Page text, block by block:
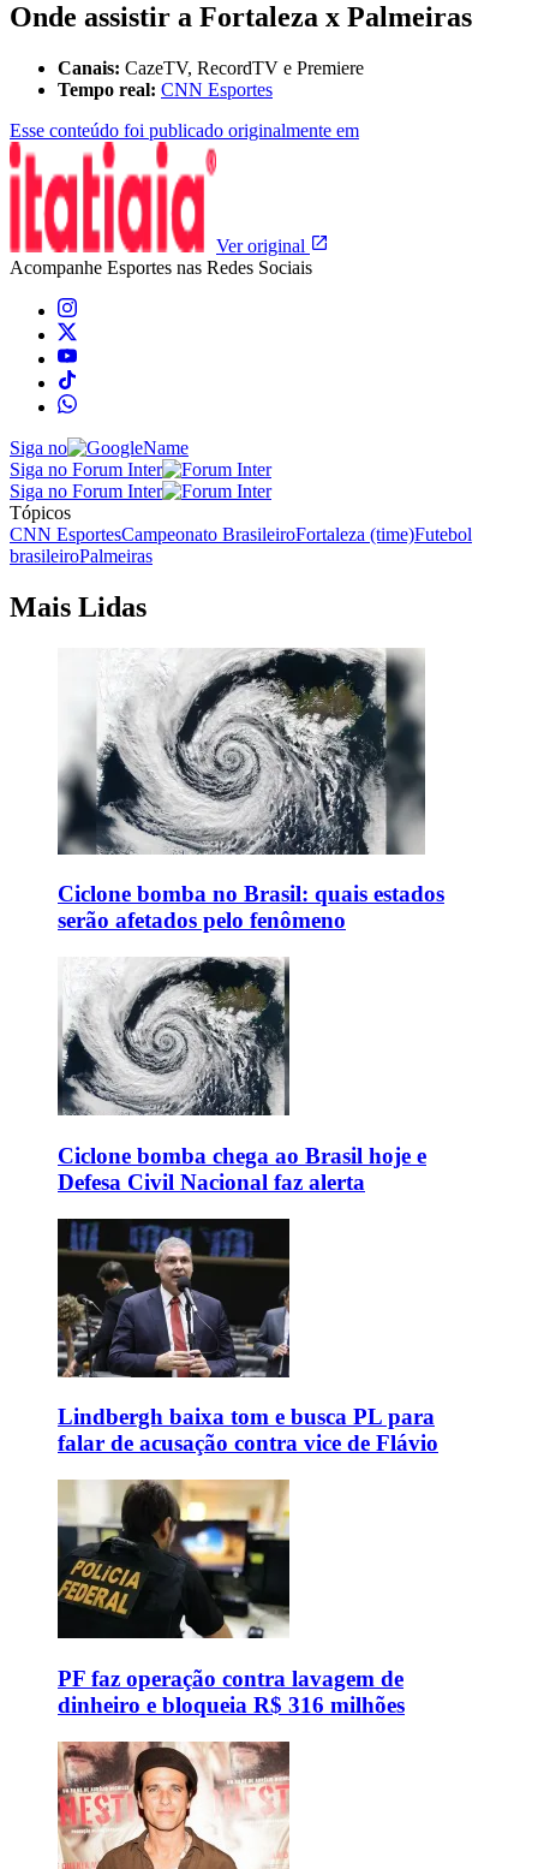
Onde assistir a Fortaleza x Palmeiras
Canais: CazeTV, RecordTV e Premiere
Tempo real: CNN Esportes
Esse conteúdo foi publicado originalmente em
Ver original
Acompanhe Esportes nas Redes Sociais
Siga no
Siga no Forum Inter
Siga no Forum Inter
Tópicos
CNN EsportesCampeonato BrasileiroFortaleza (time)Futebol
brasileiroPalmeiras
Mais Lidas
Ciclone bomba no Brasil: quais estados
serão afetados pelo fenômeno
Ciclone bomba chega ao Brasil hoje e
Defesa Civil Nacional faz alerta
Lindbergh baixa tom e busca PL para
falar de acusação contra vice de Flávio
PF faz operação contra lavagem de
dinheiro e bloqueia R$ 316 milhões